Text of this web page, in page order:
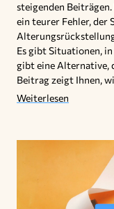
steigenden
ein teurer Fehler, der
Es gibt Situationen,
gibt eine Alternative,
Beitrag zeigt Ihnen,
Weiterlesen